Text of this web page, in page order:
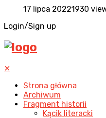
17 lipca 20221930
Login/Sign up
✕
Strona główna
Archiwum
Fragment historii
Kącik literacki